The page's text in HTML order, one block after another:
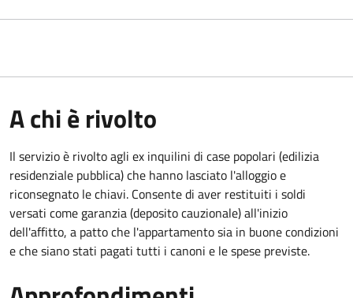
A chi è rivolto
Il servizio è rivolto agli ex inquilini di case popolari (edilizia
residenziale pubblica) che hanno lasciato l'alloggio e
riconsegnato le chiavi. Consente di aver restituiti i soldi
versati come garanzia (deposito cauzionale) all'inizio
dell'affitto, a patto che l'appartamento sia in buone condizioni
e che siano stati pagati tutti i canoni e le spese previste.